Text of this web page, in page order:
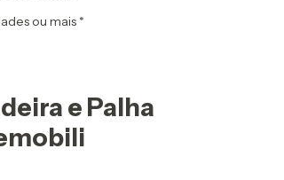
ou mais *
e Palha